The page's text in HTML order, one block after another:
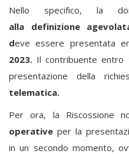
Nello specifico, la
alla definizione
deve essere presentata
2023. Il contribuente entro
presentazione della
telematica.
Per ora, la Riscossione
operative per la
in un secondo momento,